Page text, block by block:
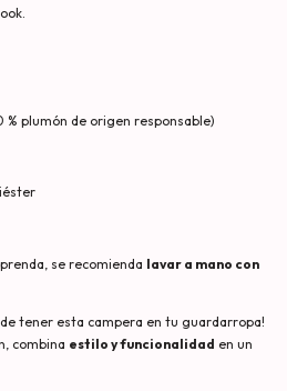
plumón de origen responsable)
se recomienda lavar a mano con
tener esta campera en tu guardarropa!
combina estilo y funcionalidad en un